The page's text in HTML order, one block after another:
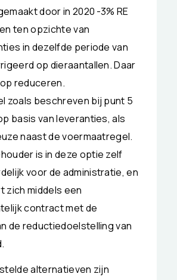
door in 2020 -3% RE
ten opzichte van
in dezelfde periode van
op dieraantallen. Daar
reduceren.
zoals beschreven bij punt 5
basis van leveranties, als
naast de voermaatregel.
is in deze optie zelf
voor de administratie, en
zich middels een
contract met de
de reductiedoelstelling van
alternatieven zijn